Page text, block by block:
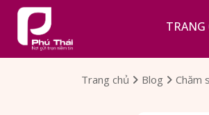
TRANG
Trang chủ Blog Chăm